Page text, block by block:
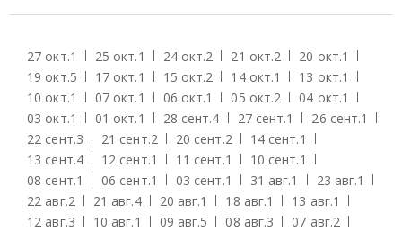
27 окт.1 25 окт.1 24 окт.2 21 окт.2 20 окт.1
19 окт.5 17 окт.1 15 окт.2 14 окт.1 13 окт.1
10 окт.1 07 окт.1 06 окт.1 05 окт.2 04 окт.1
03 окт.1 01 окт.1 28 сент.4 27 сент.1 26 сент.1
22 сент.3 21 сент.2 20 сент.2 14 сент.1
13 сент.4 12 сент.1 11 сент.1 10 сент.1
08 сент.1 06 сент.1 03 сент.1 31 авг.1 23 авг.1
22 авг.2 21 авг.4 20 авг.1 18 авг.1 13 авг.1
12 авг.3 10 авг.1 09 авг.5 08 авг.3 07 авг.2